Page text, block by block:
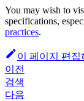
You may wish to
specifications,
practices.
이 페이지 편집
이전
검색
다음